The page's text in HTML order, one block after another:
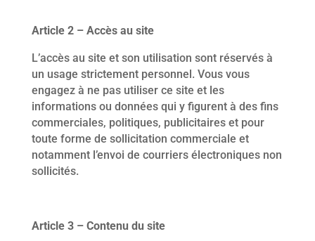
Article 2 – Accès au site
L’accès au site et son utilisation sont réservés à
un usage strictement personnel. Vous vous
engagez à ne pas utiliser ce site et les
informations ou données qui y figurent à des fins
commerciales, politiques, publicitaires et pour
toute forme de sollicitation commerciale et
notamment l’envoi de courriers électroniques non
sollicités.
Article 3 – Contenu du site